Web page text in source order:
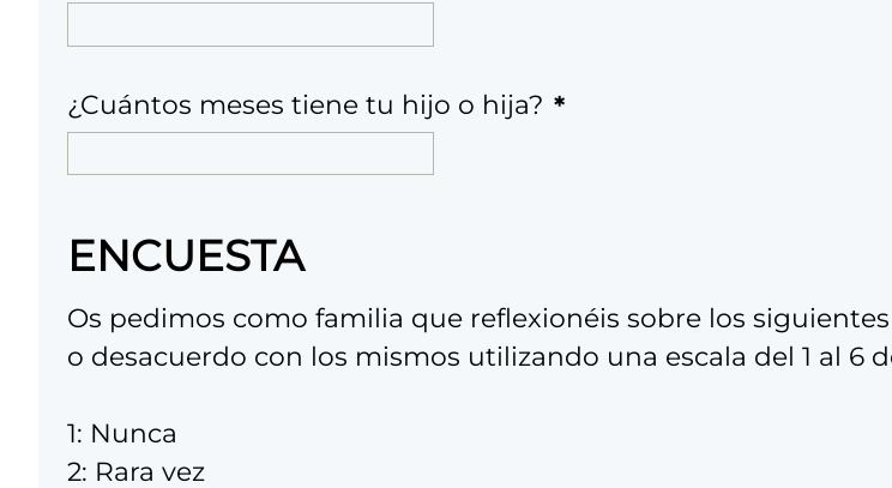
¿Cuántos meses tiene tu hijo o hija?
ENCUESTA
Os pedimos como familia que reflexionéis sobre los
o desacuerdo con los mismos utilizando una escala del 1 al 6
1: Nunca
2: Rara vez